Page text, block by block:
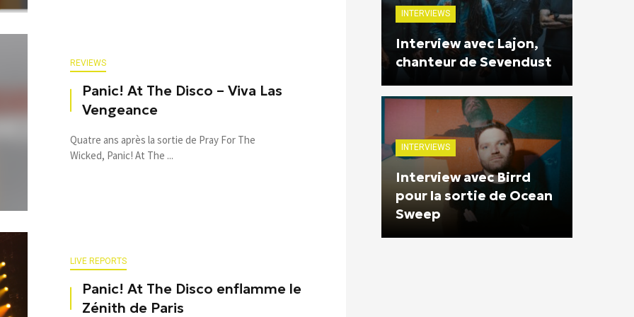
REVIEWS
Panic! At The Disco – Viva Las
Vengeance
Quatre ans après la sortie de Pray For The
Wicked, Panic! At The ...
LIVE REPORTS
Panic! At The Disco enflamme le
Zénith de Paris
INTERVIEWS
Interview avec Lajon,
chanteur de Sevendust
INTERVIEWS
Interview avec Birrd
pour la sortie de Ocean
Sweep